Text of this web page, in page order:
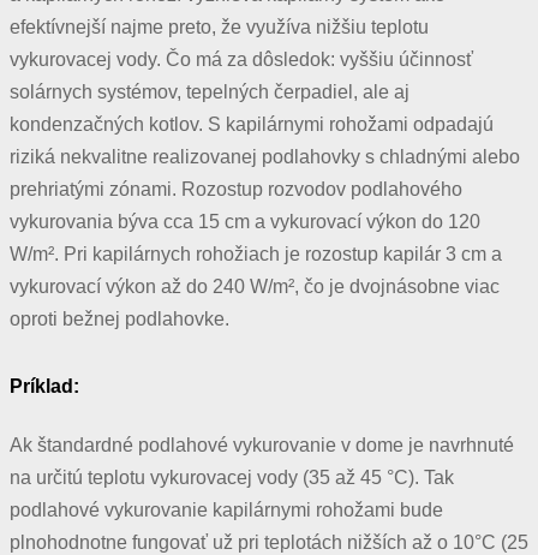
efektívnejší najme preto, že využíva nižšiu teplotu
vykurovacej vody. Čo má za dôsledok: vyššiu účinnosť
solárnych systémov, tepelných čerpadiel, ale aj
kondenzačných kotlov. S kapilárnymi rohožami odpadajú
riziká nekvalitne realizovanej podlahovky s chladnými alebo
prehriatými zónami. Rozostup rozvodov podlahového
vykurovania býva cca 15 cm a vykurovací výkon do 120
W/m². Pri kapilárnych rohožiach je rozostup kapilár 3 cm a
vykurovací výkon až do 240 W/m², čo je dvojnásobne viac
oproti bežnej podlahovke.
Príklad:
Ak štandardné podlahové vykurovanie v dome je navrhnuté
na určitú teplotu vykurovacej vody (35 až 45 °C). Tak
podlahové vykurovanie kapilárnymi rohožami bude
plnohodnotne fungovať už pri teplotách nižších až o 10°C (25